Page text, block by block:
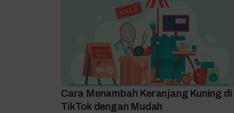
Cara Menambah Keranjang Kuning di
TikTok dengan Mudah